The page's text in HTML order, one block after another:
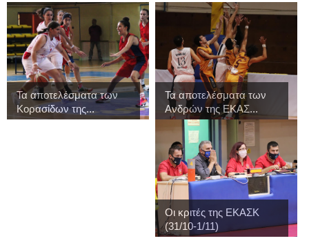
Τα αποτελέσματα των
Κορασίδων της...
Τα αποτελέσματα των
Ανδρών της ΕΚΑΣ...
Οι κριτές της ΕΚΑΣΚ
(31/10-1/11)